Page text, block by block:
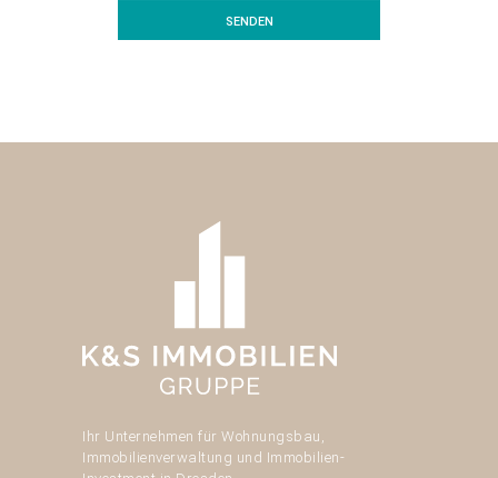
Ihr Unternehmen für Wohnungsbau,
Immobilienverwaltung und Immobilien-